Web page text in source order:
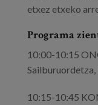
etxez etxeko
Programa
10:00-10:15
10:15-10:45